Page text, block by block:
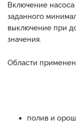
Включение
заданного
выключение при
значения.
Области
полив и